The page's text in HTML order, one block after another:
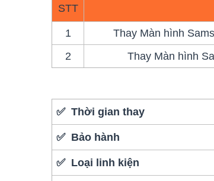
STT
1 Thay Màn hình
2
Thay Màn hình
✅ Thời gian thay
✅ Bảo hành
✅ Loại linh kiện